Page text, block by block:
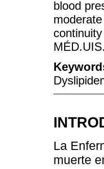
blood
La
muerte